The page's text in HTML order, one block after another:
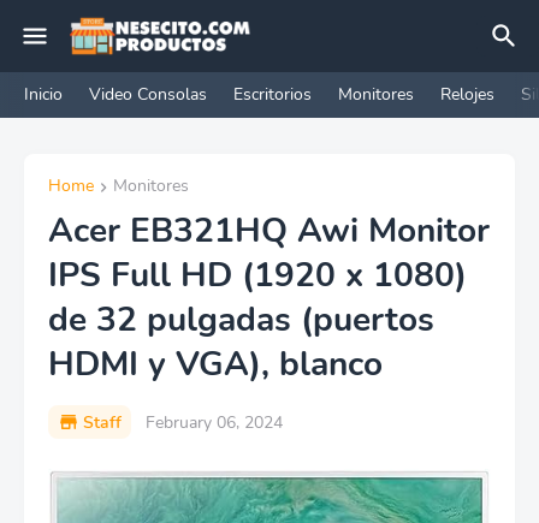
Inicio Video Consolas Escritorios Monitores Relojes
Home Monitores
Acer EB321HQ Awi Monitor
IPS Full HD (1920 x 1080)
de 32 pulgadas (puertos
HDMI y VGA), blanco
Staff February 06, 2024